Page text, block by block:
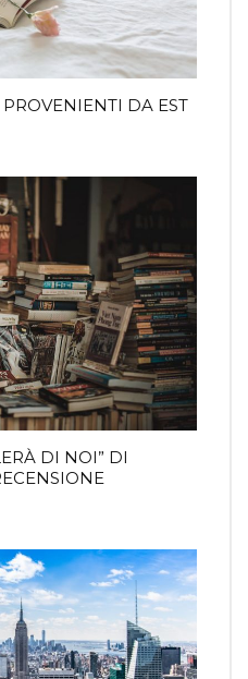
DA EST
DI NOI” DI